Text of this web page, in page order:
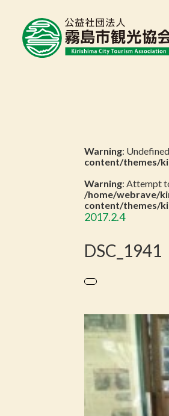
Warning:
content/themes/
Warning: Attempt
/home/webrave/
content/themes/
2017.2.4
DSC_1941